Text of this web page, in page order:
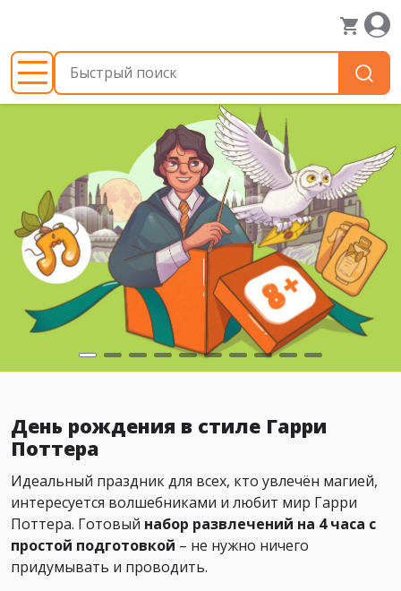
День рождения в стиле Гарри
Поттера
Идеальный праздник для всех, кто увлечён магией,
интересуется волшебниками и любит мир Гарри
Поттера. Готовый набор развлечений на 4 часа с
простой подготовкой – не нужно ничего
придумывать и проводить.